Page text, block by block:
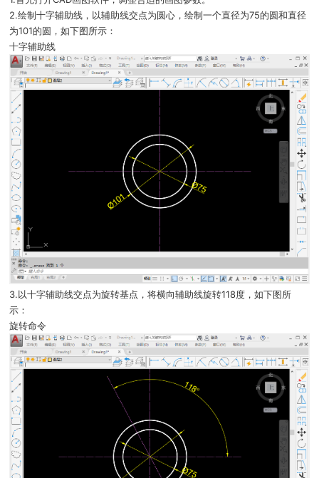
2.绘制十字辅助线，以辅助线交点为圆心，绘制一个直径为75的圆和直径
为101的圆，如下图所示：
十字辅助线
3.以十字辅助线交点为旋转基点，将横向辅助线旋转118度，如下图所
示：
旋转命令